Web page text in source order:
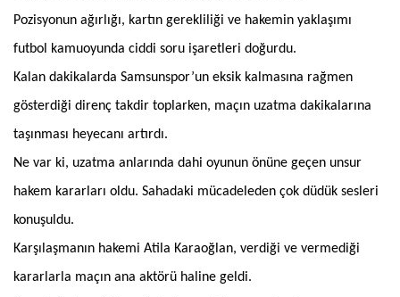
Pozisyonun ağırlığı, kartın gerekliliği ve hakemin yaklaşımı
futbol kamuoyunda ciddi soru işaretleri doğurdu.
Kalan dakikalarda Samsunspor’un eksik kalmasına rağmen
gösterdiği direnç takdir toplarken, maçın uzatma dakikalarına
taşınması heyecanı artırdı.
Ne var ki, uzatma anlarında dahi oyunun önüne geçen unsur
hakem kararları oldu. Sahadaki mücadeleden çok düdük sesleri
konuşuldu.
Karşılaşmanın hakemi Atila Karaoğlan, verdiği ve vermediği
kararlarla maçın ana aktörü haline geldi.